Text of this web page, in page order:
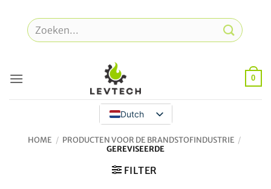
inhoud
Zoeken
naar:
0
Dutch
HOME / PRODUCTEN VOOR DE BRANDSTOFINDUSTRIE /
GEREVISEERDE
FILTER